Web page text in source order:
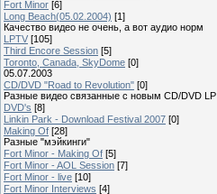
Fort Minor [6]
Long Beach(05.02.2004) [1]
Качество видео не очень, а вот аудио норм
LPTV [105]
Third Encore Session [5]
Toronto, Canada, SkyDome [0]
05.07.2003
CD/DVD "Road to Revolution" [0]
Разные видео связанные с новым CD/DVD LP
DVD's [8]
Linkin Park - Download Festival 2007 [0]
Making Of [28]
Разные "мэйкинги"
Fort Minor - Making Of [5]
Fort Minor - AOL Session [7]
Fort Minor - live [10]
Fort Minor Interviews [4]